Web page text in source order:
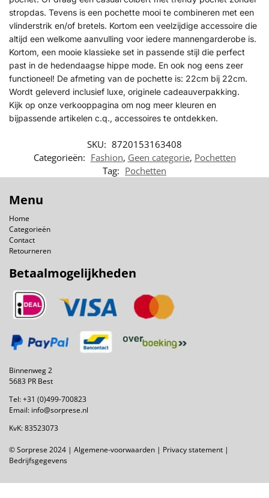
stropdas. Tevens is een pochette mooi te combineren met een
vlinderstrik en/of bretels. Kortom een veelzijdige accessoire die
altijd een welkome aanvulling voor iedere mannengarderobe is.
Kortom, een mooie klassieke set in passende stijl die perfect
past in de hedendaagse hippe mode. En ook nog eens zeer
functioneel! De afmeting van de pochette is: 22cm bij 22cm.
Wordt geleverd inclusief luxe, originele cadeauverpakking.
Kijk op onze verkooppagina om nog meer kleuren en
bijpassende artikelen c.q., accessoires te ontdekken.
SKU: 8720153163408
Categorieën: Fashion, Geen categorie, Pochetten
Tag: Pochetten
Menu
Home
Categorieën
Contact
Retourneren
Betaalmogelijkheden
Binnenweg 2
5683 PR Best
Tel:+31 (0)499-700823
Email: info@sorprese.nl
KvK: 83523073
© Sorprese 2024 | Algemene-voorwaarden | Privacy statement |
Bedrijfsgegevens